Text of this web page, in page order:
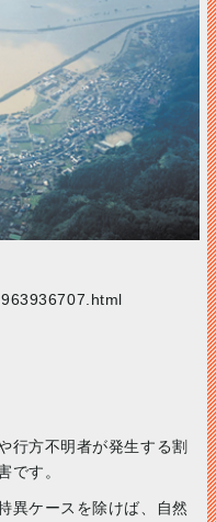
行方不明者が発生する割
です。
異ケースを除けば、自然